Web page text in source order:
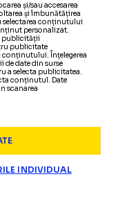
și/sau accesarea
și îmbunătățirea
conținutului
personalizat.
publicității
publicitate
conținutului. Înțelegerea
date din surse
a selecta publicitatea.
conținutul. Date
scanarea
INDIVIDUAL